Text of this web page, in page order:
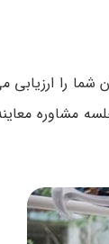
را ارزیابی
مشاوره